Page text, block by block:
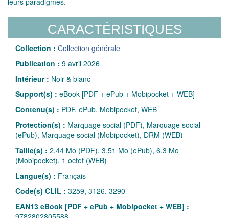
CARACTÉRISTIQUES
Collection : Collection générale
Publication : 9 avril 2026
Intérieur : Noir & blanc
Support(s) : eBook [PDF + ePub + Mobipocket + WEB]
Contenu(s) : PDF, ePub, Mobipocket, WEB
Protection(s) : Marquage social (PDF), Marquage social
(ePub), Marquage social (Mobipocket), DRM (WEB)
Taille(s) : 2,44 Mo (PDF), 3,51 Mo (ePub), 6,3 Mo
(Mobipocket), 1 octet (WEB)
Langue(s) : Français
Code(s) CLIL : 3259, 3126, 3290
EAN13 eBook [PDF + ePub + Mobipocket + WEB] :